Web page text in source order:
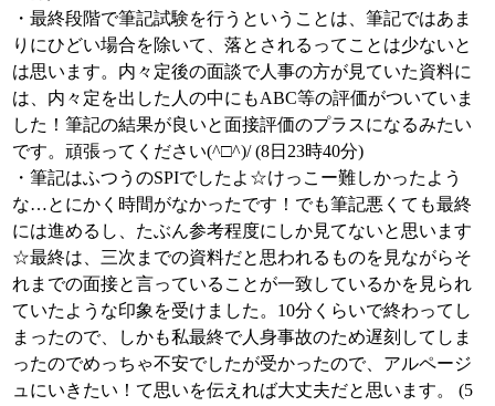
・最終段階で筆記試験を行うということは、筆記ではあま
りにひどい場合を除いて、落とされるってことは少ないと
は思います。内々定後の面談で人事の方が見ていた資料に
は、内々定を出した人の中にもABC等の評価がついていま
した！筆記の結果が良いと面接評価のプラスになるみたい
です。頑張ってください(^□^)/ (8日23時40分)
・筆記はふつうのSPIでしたよ☆けっこー難しかったよう
な…とにかく時間がなかったです！でも筆記悪くても最終
には進めるし、たぶん参考程度にしか見てないと思います
☆最終は、三次までの資料だと思われるものを見ながらそ
れまでの面接と言っていることが一致しているかを見られ
ていたような印象を受けました。10分くらいで終わってし
まったので、しかも私最終で人身事故のため遅刻してしま
ったのでめっちゃ不安でしたが受かったので、アルページ
ュにいきたい！て思いを伝えれば大丈夫だと思います。 (5